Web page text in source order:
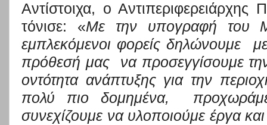
Αντίστοιχα, ο
τόνισε: «Με την υπογραφή του
εμπλεκόμενοι φορείς δηλώνουμε
πρόθεσή μας
να προσεγγίσουμε
οντότητα ανάπτυξης για την
πολύ πιο δομημένα,
συνεχίζουμε να υλοποιούμε έργα